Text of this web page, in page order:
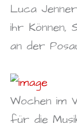
Luca
ihr Können,
an der
Wochen im
für die